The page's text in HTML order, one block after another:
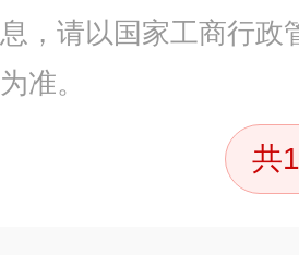
息，请以国家工商行政
为准。
共